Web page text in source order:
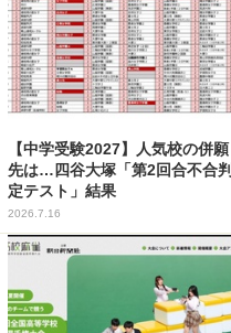
【中学受験2027】人気校の併願
先は…四谷大塚「第2回合不合判
定テスト」結果
2026.7.16